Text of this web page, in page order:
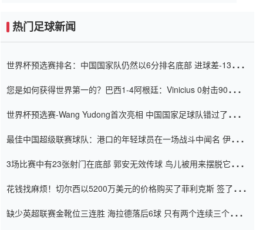
热门足球新闻
世界杯预选赛排名：中国国家队仍然以6分排名底部 进球差-13令人
您是如何获得世界第一的？巴西1-4阿根廷：Vinicius 0射击90分钟
世界杯预选赛-Wang Yudong首次亮相 中国国家足球队错过了世界
最佳中国超级联赛球队：港口的年轻球员在一场战斗中闻名 伊万放
3场比赛中有23张射门在底部 郭安无效传球 鸟儿被用来摆脱它
花钱找麻烦！切尔西以5200万美元的价格购买了菲利克斯 签了7年
缺少英超联赛金靴位三连胜 海拉德落后6球 只有两个连续三个连续